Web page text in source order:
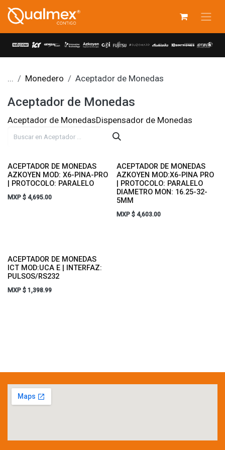
... Monedero Aceptador de Monedas
Aceptador de Monedas
Aceptador de MonedasDispensador de Monedas
ACEPTADOR DE MONEDAS
AZKOYEN MOD: X6-PINA-PRO
| PROTOCOLO: PARALELO
MXP $ 4,695.00
ACEPTADOR DE MONEDAS
AZKOYEN MOD:X6-PINA PRO
| PROTOCOLO: PARALELO
DIAMETRO MON: 16.25-32-
5MM
MXP $ 4,603.00
ACEPTADOR DE MONEDAS
ICT MOD:UCA E | INTERFAZ:
PULSOS/RS232
MXP $ 1,398.99